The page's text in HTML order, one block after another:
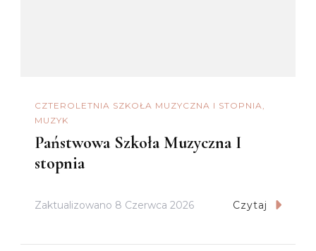
CZTEROLETNIA SZKOŁA MUZYCZNA I STOPNIA
MUZYK
Państwowa Szkoła Muzyczna I
stopnia
Zaktualizowano 8 Czerwca 2026 Czytaj